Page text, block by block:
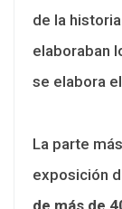
de la
elaboraban
se elabora
La parte
exposición